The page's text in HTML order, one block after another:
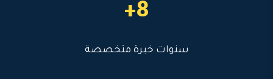
8+
سنوات خبرة متخصصة